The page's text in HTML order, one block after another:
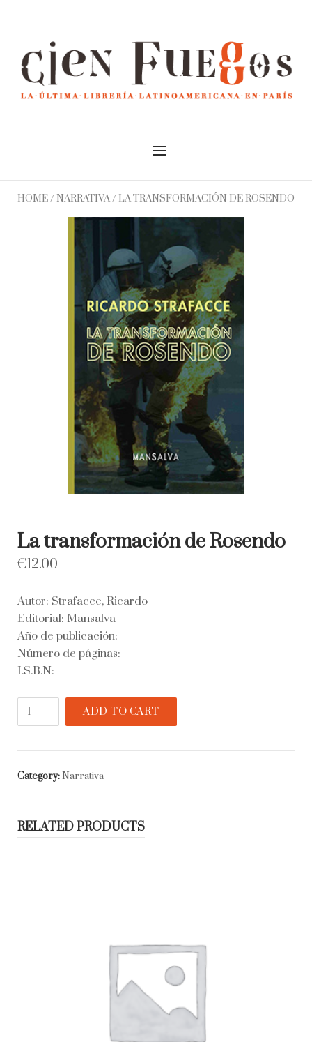
Menu
HOME/ NARRATIVA/ LA TRANSFORMACIÓN DE ROSENDO
La transformación de Rosendo
€12.00
Autor: Strafacce, Ricardo
Editorial: Mansalva
Año de publicación:
Número de páginas:
I.S.B.N:
Rosendo
quantity
ADD TO CART
Category:Narrativa
RELATED PRODUCTS